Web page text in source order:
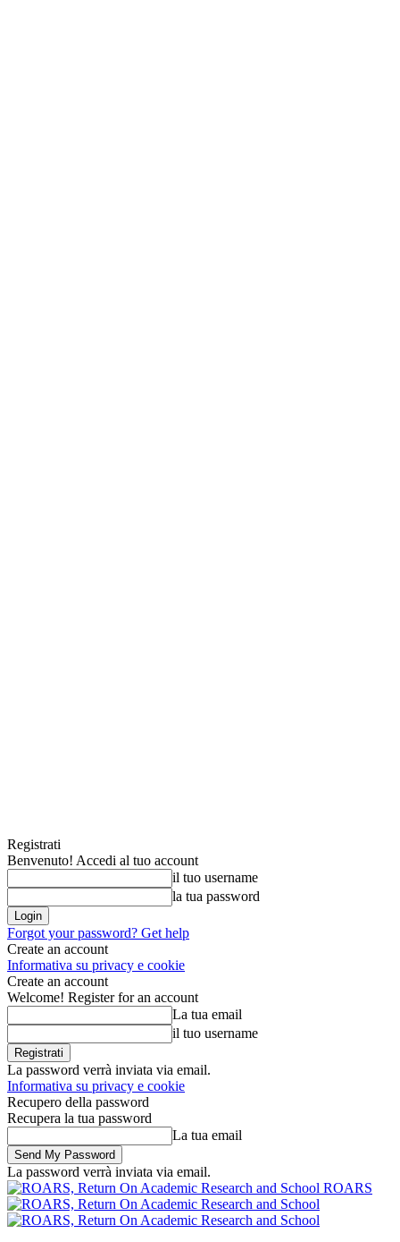
Registrati
Benvenuto! Accedi al tuo account
il tuo username
la tua password
Forgot your password? Get help
Create an account
Informativa su privacy e cookie
Create an account
Welcome! Register for an account
La tua email
il tuo username
La password verrà inviata via email.
Informativa su privacy e cookie
Recupero della password
Recupera la tua password
La tua email
La password verrà inviata via email.
ROARS